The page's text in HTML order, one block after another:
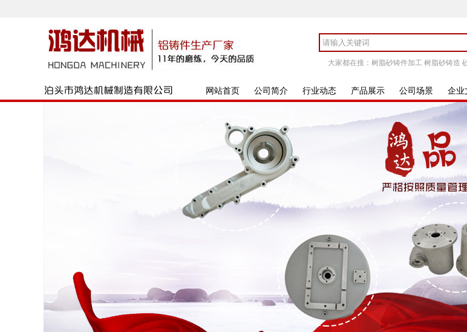
大家都在搜： 树脂砂铸件加工 树脂砂铸造
网站首页 公司简介 行业动态 产品展示 公司场景 企业